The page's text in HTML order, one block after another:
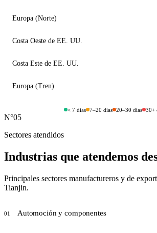
Europa (Norte)
Costa Oeste de EE. UU.
Costa Este de EE. UU.
Europa (Tren)
< 7 días 7–20 días 20–30 días 30+
N°05
Sectores atendidos
Industrias que atendemos
Principales sectores manufactureros y de
Tianjin.
01 Automoción y componentes